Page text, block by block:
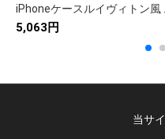
5,063円
当サ